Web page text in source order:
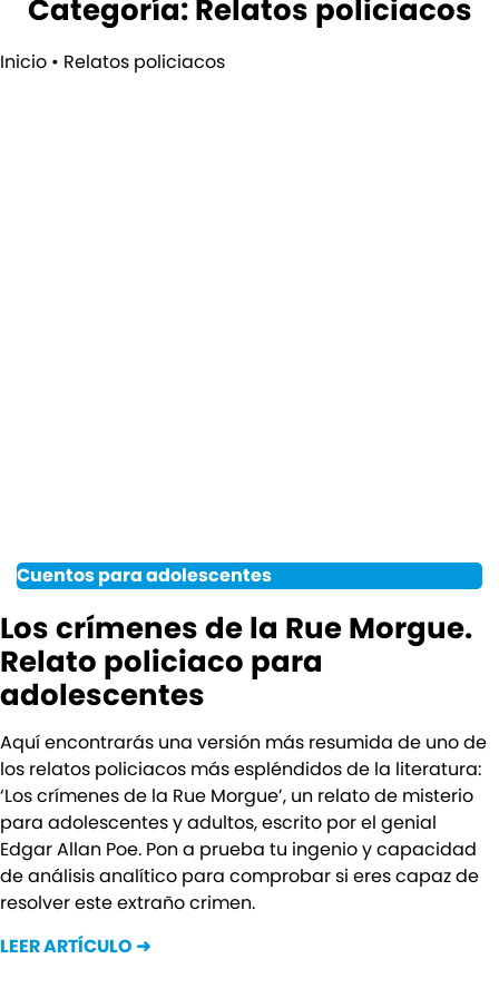
Categoría: Relatos policiacos
Inicio • Relatos policiacos
Cuentos para adolescentes
Los crímenes de la Rue Morgue.
Relato policiaco para
adolescentes
Aquí encontrarás una versión más resumida de uno de
los relatos policiacos más espléndidos de la literatura:
‘Los crímenes de la Rue Morgue’, un relato de misterio
para adolescentes y adultos, escrito por el genial
Edgar Allan Poe. Pon a prueba tu ingenio y capacidad
de análisis analítico para comprobar si eres capaz de
resolver este extraño crimen.
LEER ARTÍCULO ➜